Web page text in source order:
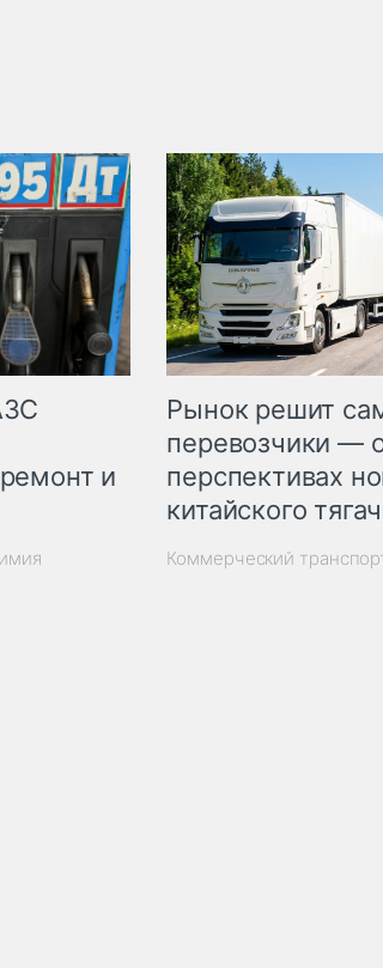
и
Рынок решит
перевозчики —
перспективах
китайского
Коммерческий